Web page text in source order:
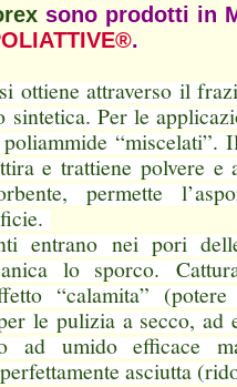
sono prodotti in
.
ottiene attraverso il
sintetica. Per le
e trattiene polvere
permette
entrano nei pori
lo sporco.
“calamita”
le pulizia a secco, ad
ad umido efficace
asciutta